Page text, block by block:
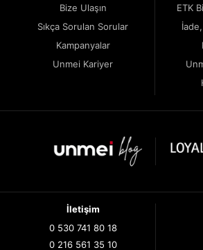
Bize Ulaşın
Sıkça Sorulan Sorular
Kampanyalar
Unmei Kariyer
ETK
İletişim
0 530 741 80 18
0 216 561 35 10